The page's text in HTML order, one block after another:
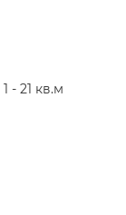
1 - 21 кв.м